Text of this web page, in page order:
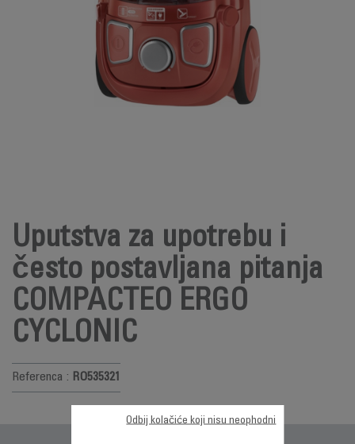
Uputstva za upotrebu i
često postavljana pitanja
COMPACTEO ERGO
CYCLONIC
Referenca : RO535321
Odbij kolačiće koji nisu neophodni